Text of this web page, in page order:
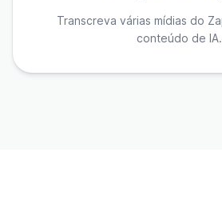
Transcreva várias mídias do
conteúdo de IA.